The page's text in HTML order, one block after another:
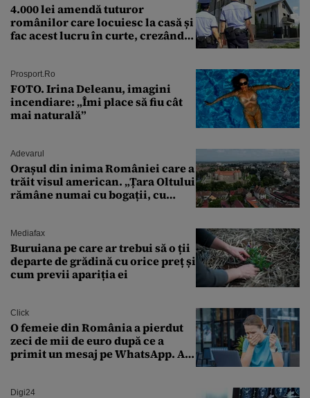
4.000 lei amendă tuturor
românilor care locuiesc la casă și
fac acest lucru în curte, crezând
Prosport.ro
FOTO. Irina Deleanu, imagini
incendiare: „Îmi place să fiu cât
mai naturală”
Adevarul
Orașul din inima României care a
trăit visul american. „Țara Oltului
rămâne numai cu bogații, cu
Mediafax
Buruiana pe care ar trebui să o ții
departe de grădină cu orice preț și
cum previi apariția ei
Click
O femeie din România a pierdut
zeci de mii de euro după ce a
primit un mesaj pe WhatsApp. A
Digi24